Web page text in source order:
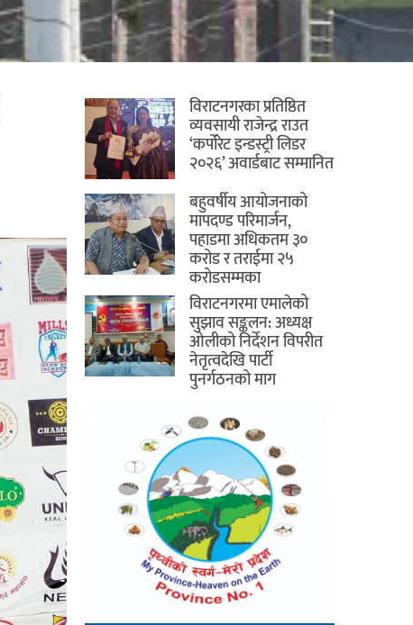
विराटनगरका प्रतिष्ठित
व्यवसायी राजेन्द्र राउत
‘कर्पोरेट इन्डस्ट्री लिडर
२०२६’ अवार्डबाट सम्मानित
बहुवर्षीय आयोजनाको
मापदण्ड परिमार्जन,
पहाडमा अधिकतम ३०
करोड र तराईमा २५
करोडसम्मका
विराटनगरमा एमालेको
सुझाव सङ्कलन: अध्यक्ष
ओलीको निर्देशन विपरीत
नेतृत्वदेखि पार्टी
पुनर्गठनको माग